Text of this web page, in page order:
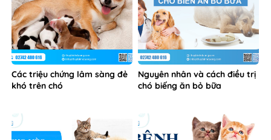
Các triệu chứng lâm sàng đẻ
khó trên chó
Nguyên nhân và cách điều trị
chó biếng ăn bỏ bữa